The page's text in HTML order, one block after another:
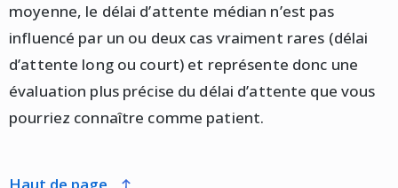
moyenne, le délai d’attente médian n’est pas
influencé par un ou deux cas vraiment rares (délai
d’attente long ou court) et représente donc une
évaluation plus précise du délai d’attente que vous
pourriez connaître comme patient.